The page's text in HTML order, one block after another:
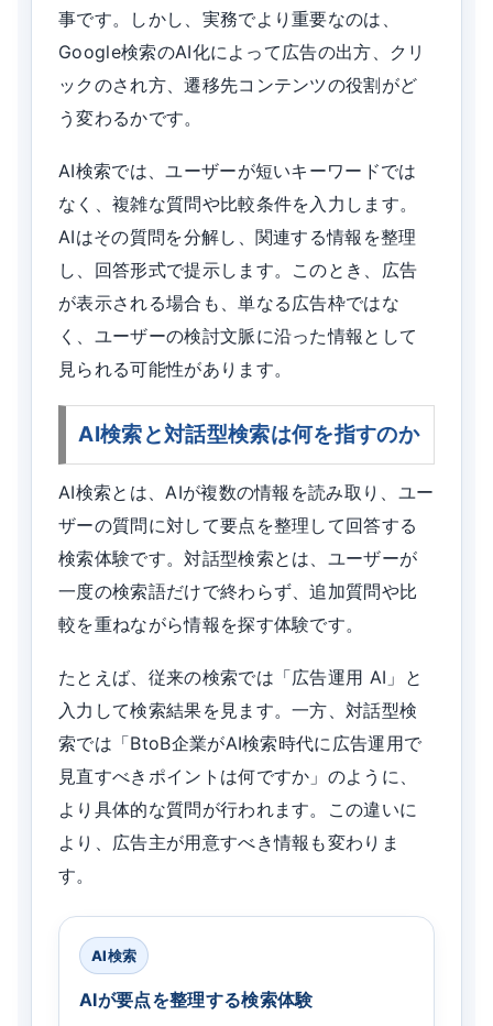
事です。しかし、実務でより重要なのは、
Google検索のAI化によって広告の出方、クリ
ックのされ方、遷移先コンテンツの役割がど
う変わるかです。
AI検索では、ユーザーが短いキーワードでは
なく、複雑な質問や比較条件を入力します。
AIはその質問を分解し、関連する情報を整理
し、回答形式で提示します。このとき、広告
が表示される場合も、単なる広告枠ではな
く、ユーザーの検討文脈に沿った情報として
見られる可能性があります。
AI検索と対話型検索は何を指すのか
AI検索とは、AIが複数の情報を読み取り、ユー
ザーの質問に対して要点を整理して回答する
検索体験です。対話型検索とは、ユーザーが
一度の検索語だけで終わらず、追加質問や比
較を重ねながら情報を探す体験です。
たとえば、従来の検索では「広告運用 AI」と
入力して検索結果を見ます。一方、対話型検
索では「BtoB企業がAI検索時代に広告運用で
見直すべきポイントは何ですか」のように、
より具体的な質問が行われます。この違いに
より、広告主が用意すべき情報も変わりま
す。
AI検索
AIが要点を整理する検索体験